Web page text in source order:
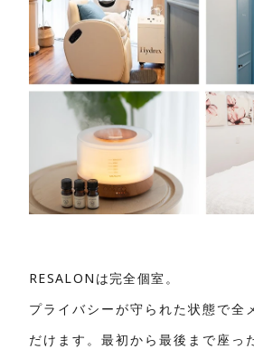
RESALONは完全個室。
プライバシーが守られた状態で全
だけます。最初から最後まで座っ